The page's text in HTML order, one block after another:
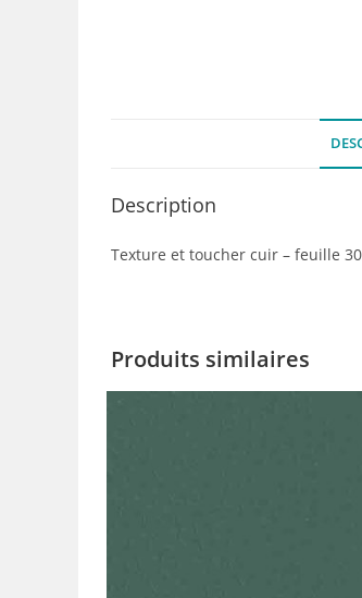
Description
Texture et toucher cuir – feuille
Produits similaires